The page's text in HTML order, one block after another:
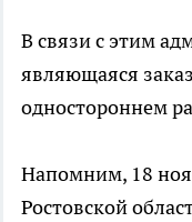
В связи с этим
являющаяся
одностороннем
Напомним, 18
Ростовской